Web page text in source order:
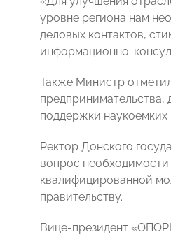
уровне региона нам
деловых контактов,
информационно-
Также Министр
предпринимательства,
поддержки наукоемких
Ректор Донского
вопрос необходимости
квалифицированной
правительству.
Вице-президент